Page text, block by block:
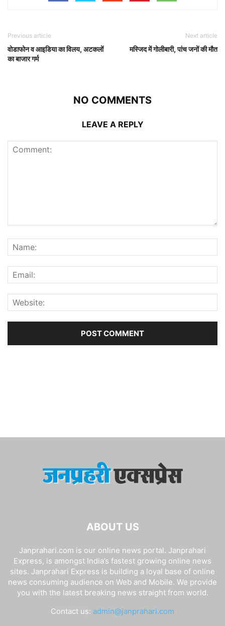
Previous article
वोडाफोन व आइडिया का विलय, अटकलों
का बाजार गर्म
Next article
मस्जिद में गोलीबारी, पांच जनों की मौत
NO COMMENTS
LEAVE A REPLY
ABOUT US
Janprahari.com is our online news portal. Janprahari
Express, is amongst India’s fastest growing online news
sites. Janprahari Express is building a loyal base of online
news consuming audience on Web and Mobile. We provide
you with the latest breaking news straight from world.
Contact us: admin@janprahari.com